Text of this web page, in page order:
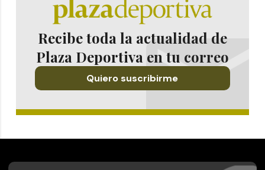
Recibe toda la actualidad de
Plaza Deportiva en tu correo
Quiero suscribirme